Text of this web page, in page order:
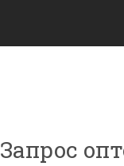
Запрос